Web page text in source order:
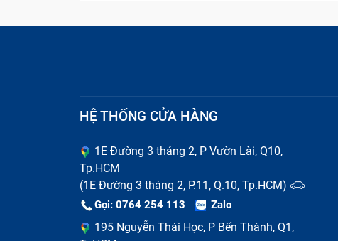
HỆ THỐNG CỬA HÀNG
1E Đường 3 tháng 2, P Vườn Lài, Q10,
Tp.HCM
(1E Đường 3 tháng 2, P.11, Q.10, Tp.HCM)
Gọi: 0764 254 113 Zalo
195 Nguyễn Thái Học, P Bến Thành, Q1,